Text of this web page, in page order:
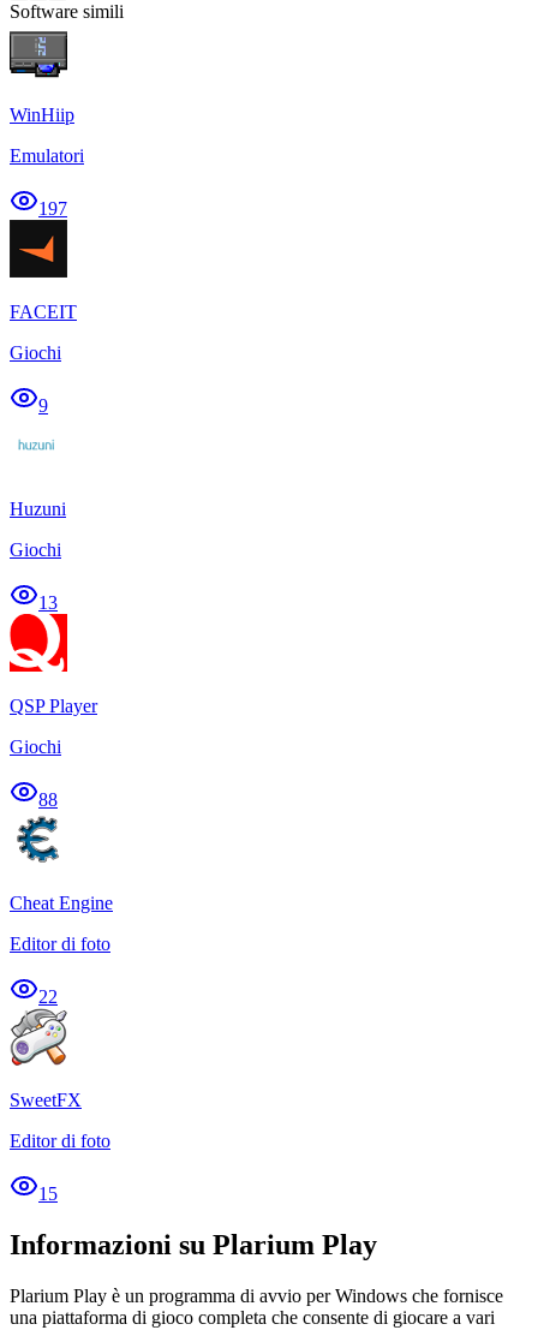
Software simili
WinHiip
Emulatori
197
FACEIT
Giochi
9
Huzuni
Giochi
13
QSP Player
Giochi
88
Cheat Engine
Editor di foto
22
SweetFX
Editor di foto
15
Informazioni su Plarium Play
Plarium Play è un programma di avvio per Windows che fornisce
una piattaforma di gioco completa che consente di giocare a vari